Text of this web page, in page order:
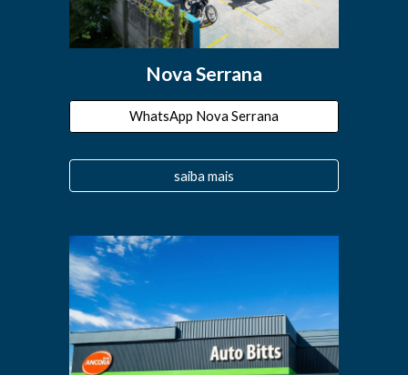
Nova Serrana
WhatsApp Nova Serrana
saiba mais